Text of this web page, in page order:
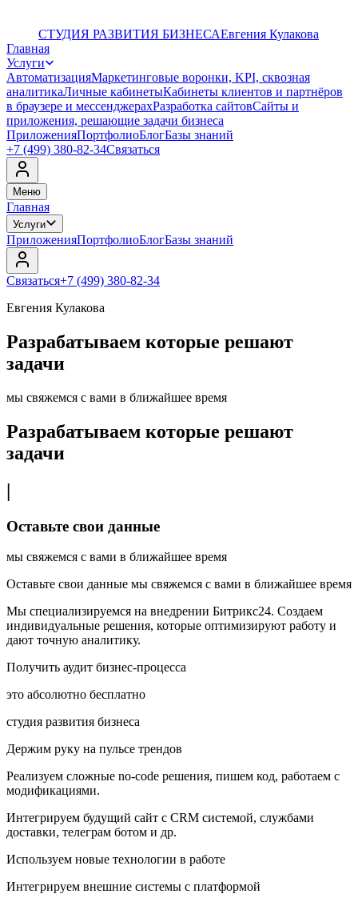
СТУДИЯ РАЗВИТИЯ БИЗНЕСАЕвгения Кулакова
Главная
Услуги
АвтоматизацияМаркетинговые воронки, KPI, сквозная
аналитикаЛичные кабинетыКабинеты клиентов и партнёров
в браузере и мессенджерахРазработка сайтовСайты и
приложения, решающие задачи бизнеса
ПриложенияПортфолиоБлогБазы знаний
+7 (499) 380-82-34Связаться
Меню
Главная
Услуги
ПриложенияПортфолиоБлогБазы знаний
Связаться+7 (499) 380-82-34
Евгения Кулакова
Разрабатываем которые решают
задачи
мы свяжемся с вами в ближайшее время
Разрабатываем которые решают
задачи
|
Оставьте свои данные
мы свяжемся с вами в ближайшее время
Оставьте свои данные мы свяжемся с вами в ближайшее время
Мы специализируемся на внедрении Битрикс24. Создаем
индивидуальные решения, которые оптимизируют работу и
дают точную аналитику.
Получить аудит бизнес-процесса
это абсолютно бесплатно
студия развития бизнеса
Держим руку на пульсе трендов
Реализуем сложные no-code решения, пишем код, работаем с
модификациями.
Интегрируем будущий сайт с CRM системой, службами
доставки, телеграм ботом и др.
Используем новые технологии в работе
Интегрируем внешние системы с платформой